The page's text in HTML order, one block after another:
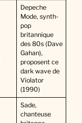
Depeche
Mode, synth-
pop
britannique
des 80s (Dave
Gahan),
proposent ce
dark wave de
Violator
(1990)
Sade,
chanteuse